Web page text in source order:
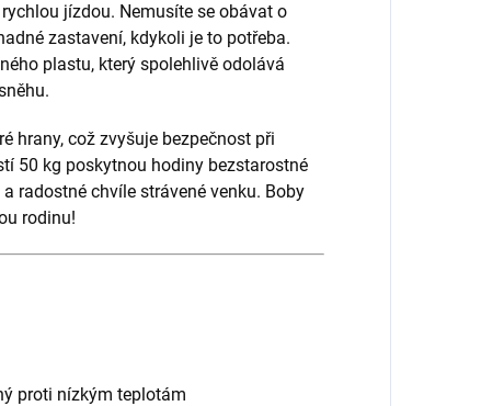
jízdou. Nemusíte se obávat o
zastavení, kdykoli je to potřeba.
plastu, který spolehlivě odolává
hrany, což zvyšuje bezpečnost při
50 kg poskytnou hodiny bezstarostné
radostné chvíle strávené venku. Boby
rodinu!
proti nízkým teplotám